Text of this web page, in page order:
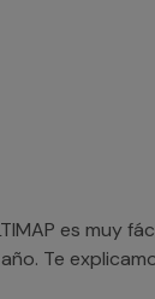
es muy
Te